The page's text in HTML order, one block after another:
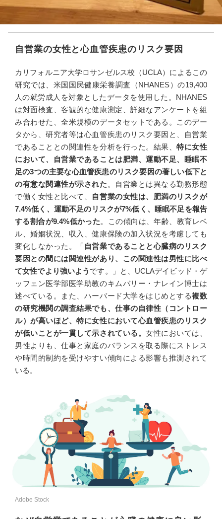
自営業の女性と心血管疾患のリスク要因
カリフォルニア大学ロサンゼルス校（UCLA）によるこの
研究では、米国国民健康栄養調査（NHANES）の19,400
人の就労成人を対象としたデータを使用した。NHANES
は対面検査、客観的な健康測定、詳細なアンケートを組
み合わせた、全米規模のデータセットである。このデー
タから、研究者等は心血管疾患のリスク要因と、自営業
であることとの関連性を分析を行った。結果、特に女性
において、自営業であることは肥満、運動不足、睡眠不
足の3つの主要な心血管疾患のリスク要因の著しい低下と
の有意な関連性が示された 。自営業とは異なる勤務形態
で働く女性と比べて、 自営業の女性は、肥満のリスクが
7.4%低く、運動不足のリスクが7%低く、睡眠不足を報告
する割合が9.4%低かった。この傾向は、年齢、教育レベ
ル、婚姻状況、収入、健康保険の加入状況を考慮しても
変化しなかった。「 自営業であることと心臓病のリスク
要因との間には関連性があり、この関連性は男性に比べ
て女性でより強いよう です。」と、UCLAデイビッド・ゲ
ッフェン医学部医学助教のキムバリー・ナレイン博士は
述べている。また、ハーバード大学をはじめとする複数
の研究機関の調査結果でも、仕事の自律性（コントロー
ル）が高いほど、特に女性において心血管疾患のリスク
が低いことが一貫して示されている。女性においては、
男性よりも、仕事と家庭のバランスを取る際にストレス
や時間的制約を受けやすい傾向による影響も推測されて
いる。
Adobe Stock